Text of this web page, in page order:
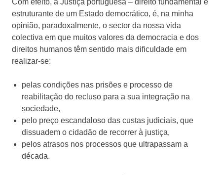
Com efeito, a Justiça portuguesa – direito fundamental e
estruturante de um Estado democrático, é, na minha
opinião, paradoxalmente, o sector da nossa vida
colectiva em que muitos valores da democracia e dos
direitos humanos têm sentido mais dificuldade em
realizar-se:
pelas condições nas prisões e processo de
reabilitação do recluso para a sua integração na
sociedade,
pelo preço escandaloso das custas judiciais, que
dissuadem o cidadão de recorrer à justiça,
pelos atrasos nos processos que ultrapassam a
década.